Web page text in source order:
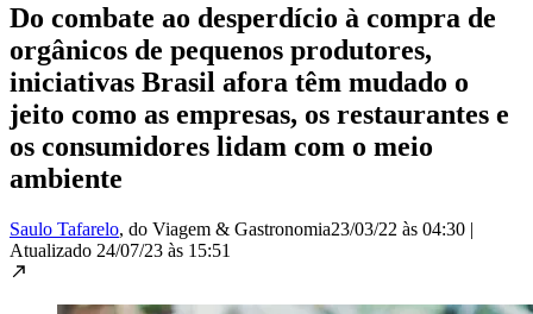
Do combate ao desperdício à compra de
orgânicos de pequenos produtores,
iniciativas Brasil afora têm mudado o
jeito como as empresas, os restaurantes e
os consumidores lidam com o meio
ambiente
Saulo Tafarelo, do Viagem & Gastronomia23/03/22 às 04:30 |
Atualizado 24/07/23 às 15:51